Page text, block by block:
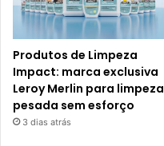
Produtos de Limpeza
Impact: marca exclusiva
Leroy Merlin para limpeza
pesada sem esforço
3 dias atrás